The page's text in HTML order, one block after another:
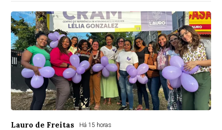
Lauro de Freitas Há 15 horas